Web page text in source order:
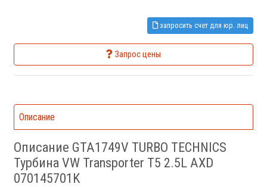
запросить счет для юр. лиц
Запрос цены
Описание
Описание GTA1749V TURBO TECHNICS
Турбина VW Transporter T5 2.5L AXD
070145701K